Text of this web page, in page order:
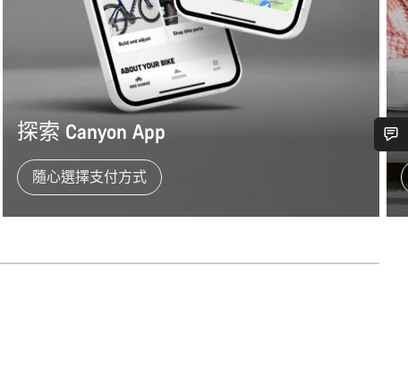
探索 Canyon App
隨心選擇支付方式需要協助嗎？
我們的顧客支援專員正等著回答您的問題。